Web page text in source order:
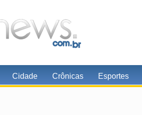
Cidade Crônicas Esportes